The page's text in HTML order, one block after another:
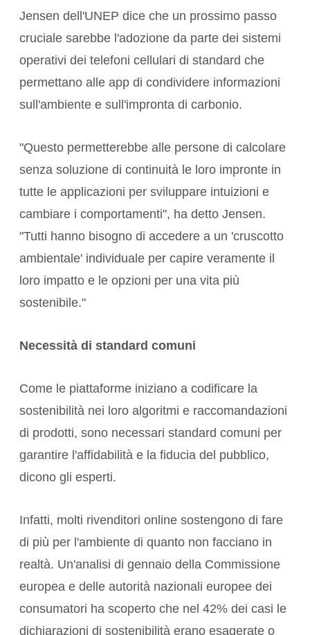
Jensen dell'UNEP dice che un prossimo passo
cruciale sarebbe l'adozione da parte dei sistemi
operativi dei telefoni cellulari di standard che
permettano alle app di condividere informazioni
sull'ambiente e sull'impronta di carbonio.
"Questo permetterebbe alle persone di calcolare
senza soluzione di continuità le loro impronte in
tutte le applicazioni per sviluppare intuizioni e
cambiare i comportamenti", ha detto Jensen.
"Tutti hanno bisogno di accedere a un 'cruscotto
ambientale' individuale per capire veramente il
loro impatto e le opzioni per una vita più
sostenibile."
Necessità di standard comuni
Come le piattaforme iniziano a codificare la
sostenibilità nei loro algoritmi e raccomandazioni
di prodotti, sono necessari standard comuni per
garantire l'affidabilità e la fiducia del pubblico,
dicono gli esperti.
Infatti, molti rivenditori online sostengono di fare
di più per l'ambiente di quanto non facciano in
realtà. Un'analisi di gennaio della Commissione
europea e delle autorità nazionali europee dei
consumatori ha scoperto che nel 42% dei casi le
dichiarazioni di sostenibilità erano esagerate o